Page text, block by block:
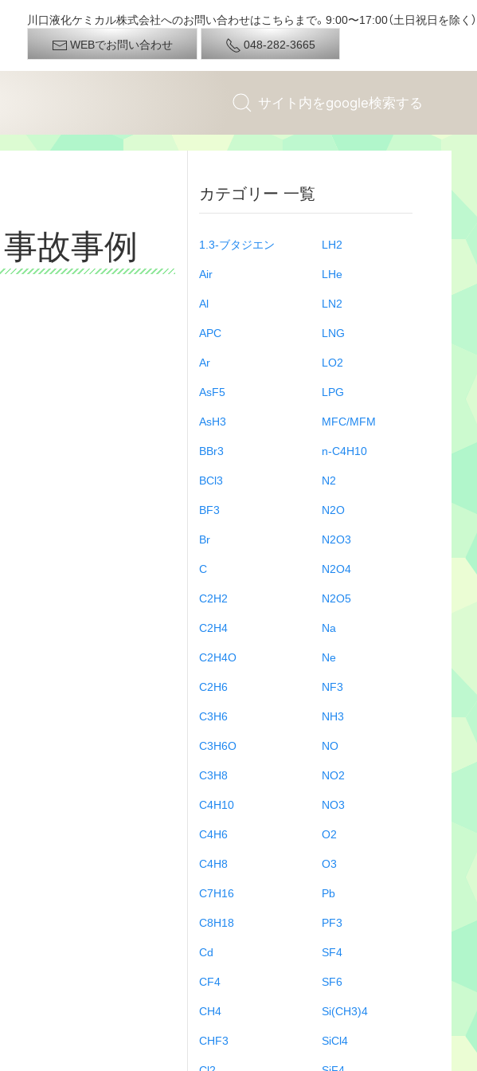
川口液化ケミカル株式会社へのお問い合わせはこちらまで。9:00〜17:00（土日祝日を除く）
WEBでお問い合わせ
048-282-3665
故事例
カテゴリー 一覧
1.3-ブタジエン
Air
Al
APC
Ar
AsF5
AsH3
BBr3
BCl3
BF3
Br
C
C2H2
C2H4
C2H4O
C2H6
C3H6
C3H6O
C3H8
C4H10
C4H6
C4H8
C7H16
C8H18
Cd
CF4
CH4
CHF3
LH2
LHe
LN2
LNG
LO2
LPG
MFC/MFM
n-C4H10
N2
N2O
N2O3
N2O4
N2O5
Na
Ne
NF3
NH3
NO
NO2
NO3
O2
O3
Pb
PF3
SF4
SF6
Si(CH3)4
SiCl4